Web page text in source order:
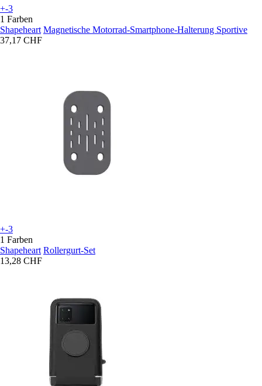
+-3
1 Farben
Shapeheart Magnetische Motorrad-Smartphone-Halterung Sportive
37,17 CHF
+-3
1 Farben
Shapeheart Rollergurt-Set
13,28 CHF